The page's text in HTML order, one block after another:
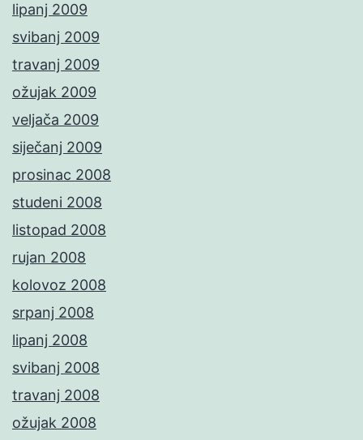
lipanj 2009
svibanj 2009
travanj 2009
ožujak 2009
veljača 2009
siječanj 2009
prosinac 2008
studeni 2008
listopad 2008
rujan 2008
kolovoz 2008
srpanj 2008
lipanj 2008
svibanj 2008
travanj 2008
ožujak 2008